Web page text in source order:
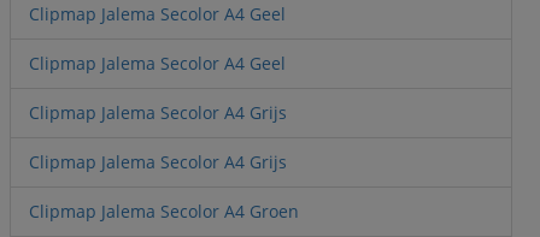
Clipmap Jalema Secolor A4 Geel
Clipmap Jalema Secolor A4 Geel
Clipmap Jalema Secolor A4 Grijs
Clipmap Jalema Secolor A4 Grijs
Clipmap Jalema Secolor A4 Groen